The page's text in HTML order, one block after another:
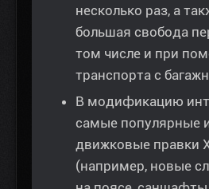
несколько раз, а
большая свобода
том числе и при
транспорта с
В модификацию
самые популярные
движковые правки
(например, новые